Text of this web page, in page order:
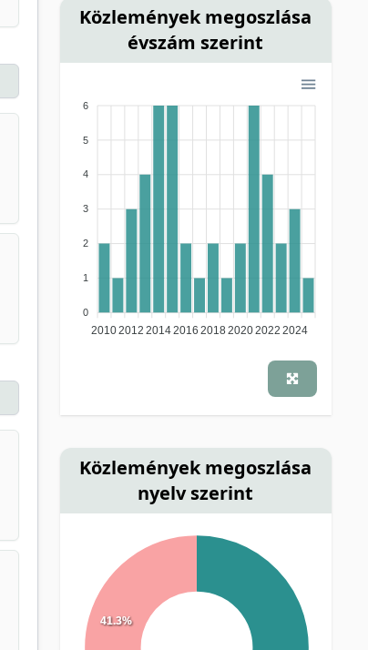
Közlemények megoszlása
évszám szerint
6
5
4
3
2
1
0
20102012 20142016 2018 20202022 2024
Közlemények megoszlása
nyelv szerint
41.3%